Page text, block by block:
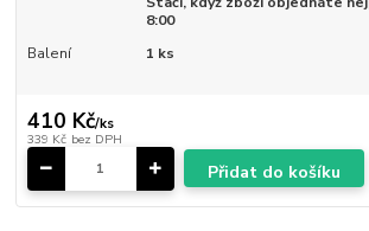
8:00
Balení
1 ks
410 Kč/ks
339 Kč bez DPH
Přidat do košíku